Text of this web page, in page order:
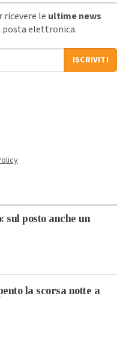
le ultime news
elettronica.
ISCRIVITI
sul posto anche un
la scorsa notte a